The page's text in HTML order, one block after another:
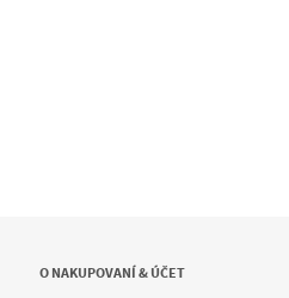
O NAKUPOVANÍ & ÚČET